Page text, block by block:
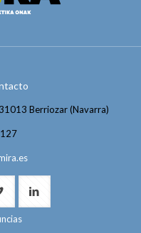
Berriozar (Navarra)